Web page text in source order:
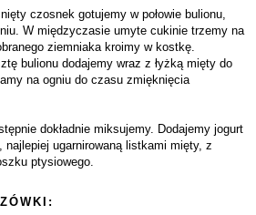
czosnek gotujemy w połowie bulionu,
W międzyczasie umyte cukinie trzemy na
ziemniaka kroimy w kostkę.
bulionu dodajemy wraz z łyżką mięty do
na ogniu do czasu zmięknięcia
dokładnie miksujemy. Dodajemy jogurt
ugarnirowaną listkami mięty, z
ptysiowego.